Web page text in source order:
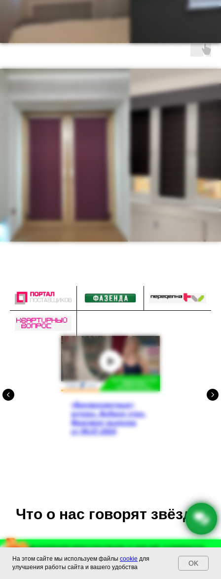
Бесплатная консультация и расчет стоимости
+74993023130
Бесплатная консультация и расчет стоимости
+74993023130
29 : 41
«Беспросветные»
шторы. Доброе утро.
Фрагмент выпуска
от 09.07.2024
Что о нас говорят звёзды
На этом сайте мы используем файлы cookie для
улучшения работы сайта и вашего удобства
OK